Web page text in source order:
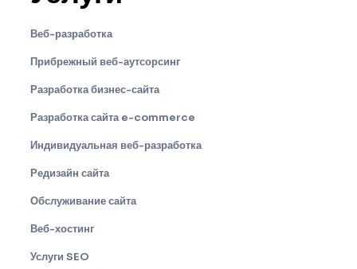
Веб-разработка
Прибрежный веб-аутсорсинг
Разработка бизнес-сайта
Разработка сайта e-commerce
Индивидуальная веб-разработка
Редизайн сайта
Обслуживание сайта
Веб-хостинг
Услуги SEO